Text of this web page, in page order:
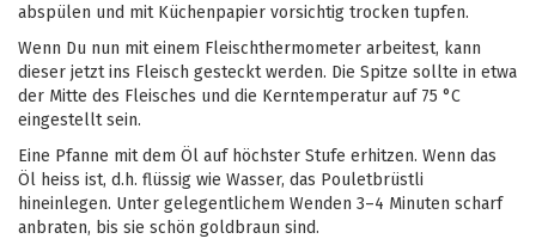
abspülen und mit Küchenpapier vorsichtig trocken tupfen.
Wenn Du nun mit einem Fleischthermometer arbeitest, kann
dieser jetzt ins Fleisch gesteckt werden. Die Spitze sollte in etwa
der Mitte des Fleisches und die Kerntemperatur auf 75 °C
eingestellt sein.
Eine Pfanne mit dem Öl auf höchster Stufe erhitzen. Wenn das
Öl heiss ist, d.h. flüssig wie Wasser, das Pouletbrüstli
hineinlegen. Unter gelegentlichem Wenden 3–4 Minuten scharf
anbraten, bis sie schön goldbraun sind.